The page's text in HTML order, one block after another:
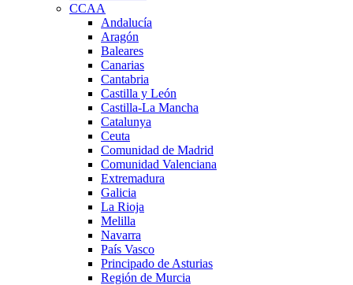
CCAA
Andalucía
Aragón
Baleares
Canarias
Cantabria
Castilla y León
Castilla-La Mancha
Catalunya
Ceuta
Comunidad de Madrid
Comunidad Valenciana
Extremadura
Galicia
La Rioja
Melilla
Navarra
País Vasco
Principado de Asturias
Región de Murcia